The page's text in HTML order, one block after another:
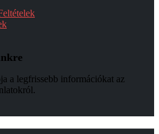
a legfrissebb információkat az